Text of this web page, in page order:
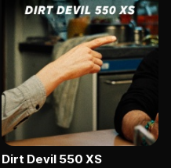
Dirt Devil 550 XS